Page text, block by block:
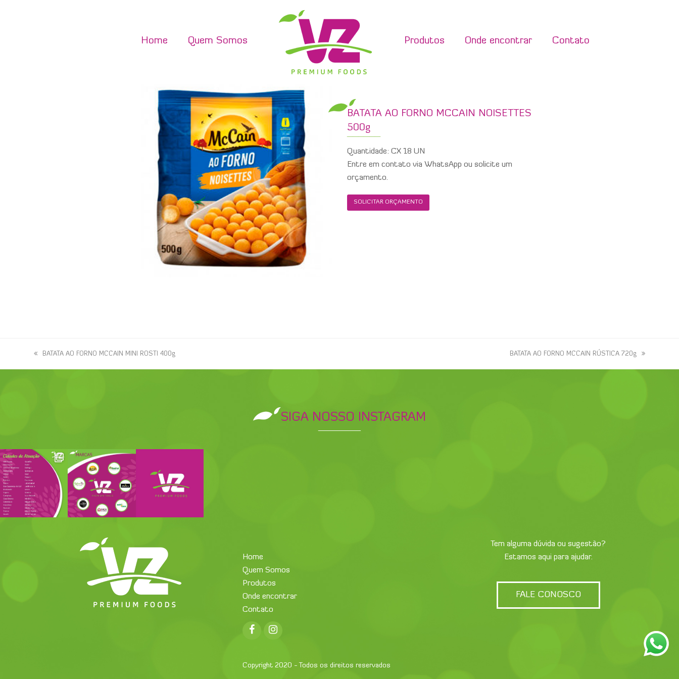
Home Quem Somos Produtos Onde encontrar Contato
BATATA AO FORNO MCCAIN NOISETTES
500g
Quantidade: CX 18 UN
Entre em contato via WhatsApp ou solicite um
orçamento.
SOLICITAR ORÇAMENTO
previous
BATATA AO FORNO MCCAIN MINI ROSTI 400g
next
BATATA AO FORNO MCCAIN RÚSTICA 720g
SIGA NOSSO INSTAGRAM
Home
Quem Somos
Produtos
Onde encontrar
Contato
Facebook
Copyright 2020 - Todos os direitos reservados
Tem alguma dúvida ou sugestão?
Estamos aqui para ajudar.
FALE CONOSCO